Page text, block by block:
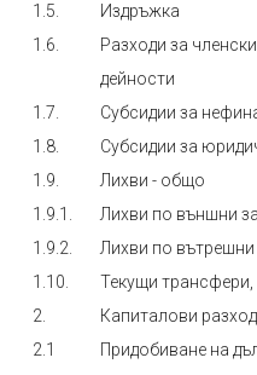
1.5.
Издръжка
1.6.
Разходи за
дейности
1.7.
Субсидии за
1.8.
Субсидии за
1.9.
Лихви - общо
1.9.1.
Лихви по външни
1.9.2.
Лихви по вътрешни
1.10.
Текущи
2.
Капиталови
2.1
Придобиване на